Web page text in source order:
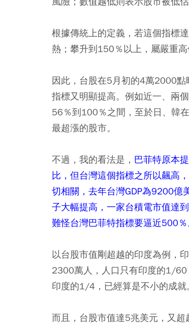
根據傳統上的定義，若這個指標
熱；攀升到150％以上，屬嚴重高
因此，台股在5月初的4萬2000
指標又明顯提高。例如近一、兩
56％到100％之間，至於日、韓
最超漲的股市。
不過，我的看法是， 巴菲特原本
比，但台灣這個指標之所以飆高
切相關，去年台灣GDP為9200億
子大幅提高，一家台積電市值達
難怪台灣巴菲特指標要逼近500％
以台股市值剛超越的印度為例，
2300萬人，人口只有印度的1/60
印度的1/4，已經算是不小的成就
而且，台股市值達5兆美元，又